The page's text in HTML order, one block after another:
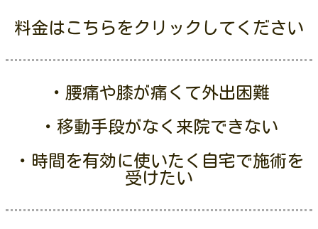
料金はこちらをクリックしてください
・腰痛や膝が痛くて外出困難
・移動手段がなく来院できない
・時間を有効に使いたく自宅で施術を
受けたい